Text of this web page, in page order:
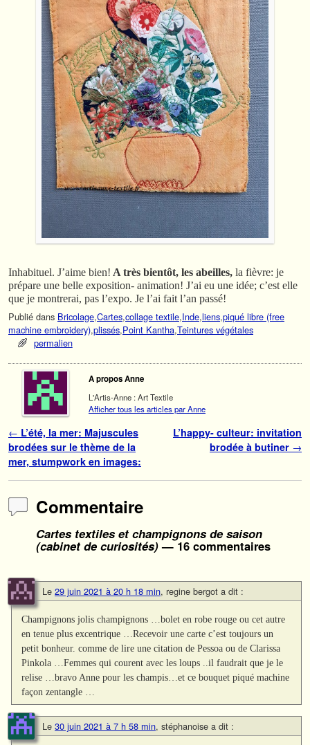
Inhabituel. J’aime bien! A très bientôt, les abeilles, la fièvre: je
prépare une belle exposition- animation! J’ai eu une idée; c’est elle
que je montrerai, pas l’expo. Je l’ai fait l’an passé!
Publié dans Bricolage,Cartes,collage textile,Inde,liens,piqué libre (free
machine embroidery),plissés,Point Kantha,Teintures végétales
permalien
A propos Anne
L'Artis-Anne : Art Textile
Afficher tous les articles par Anne
Navigation des articles
← L’été, la mer: Majuscules
brodées sur le thème de la
mer, stumpwork en images:
L’happy- culteur: invitation
brodée à butiner →
Commentaire
Cartes textiles et champignons de saison
(cabinet de curiosités)— 16 commentaires
Le 29 juin 2021 à 20 h 18 min, regine bergot a dit :
Champignons jolis champignons …bolet en robe rouge ou cet autre
en tenue plus excentrique …Recevoir une carte c’est toujours un
petit bonheur. comme de lire une citation de Pessoa ou de Clarissa
Pinkola …Femmes qui courent avec les loups ..il faudrait que je le
relise …bravo Anne pour les champis…et ce bouquet piqué machine
façon zentangle …
Le 30 juin 2021 à 7 h 58 min, stéphanoise a dit :